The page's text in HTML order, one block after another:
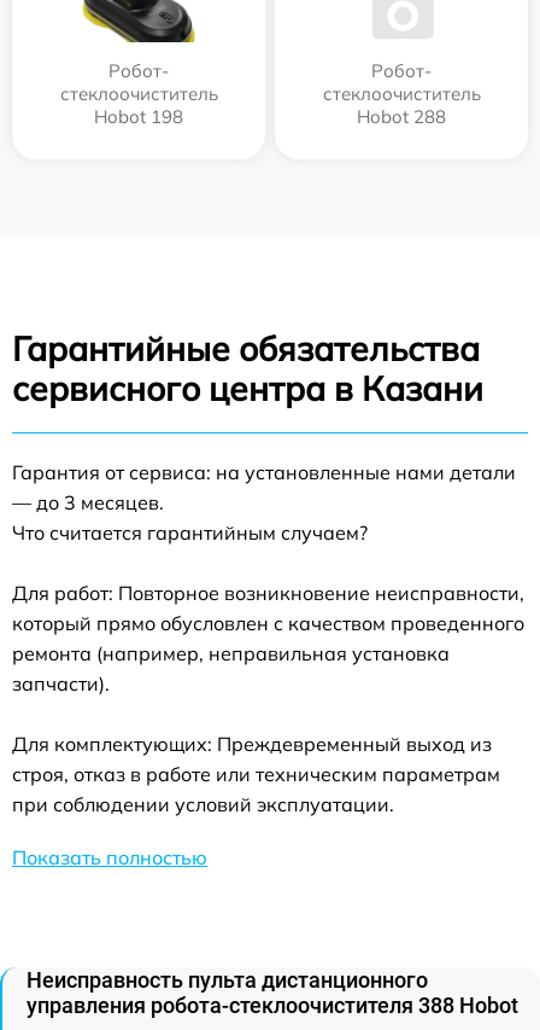
Робот-
стеклоочиститель
Hobot 198
Робот-
стеклоочиститель
Hobot 288
Гарантийные обязательства
сервисного центра в Казани
Гарантия от сервиса: на установленные нами детали
— до 3 месяцев.
Что считается гарантийным случаем?
Для работ: Повторное возникновение неисправности,
который прямо обусловлен с качеством проведенного
ремонта (например, неправильная установка
запчасти).
Для комплектующих: Преждевременный выход из
строя, отказ в работе или техническим параметрам
при соблюдении условий эксплуатации.
Показать полностью
Неисправность пульта дистанционного
управления робота-стеклоочистителя 388 Hobot